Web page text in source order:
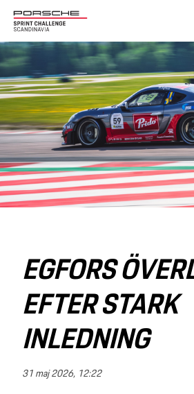
EGFORS
EFTER STARK
INLEDNING
31 maj 2026, 12:22